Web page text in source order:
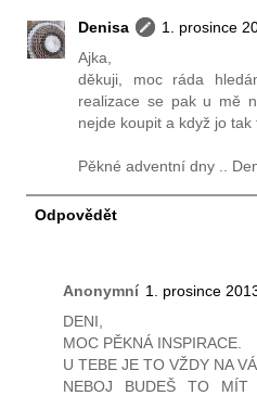
Denisa
1. prosince
Ajka,
děkuji, moc ráda
realizace se pak u mě
nejde koupit a když jo tak
Pěkné adventní dny ..
Odpovědět
Anonymní 1. prosince
DENI,
MOC PĚKNÁ INSPIRACE.
U TEBE JE TO VŽDY NA
NEBOJ BUDEŠ TO MÍT